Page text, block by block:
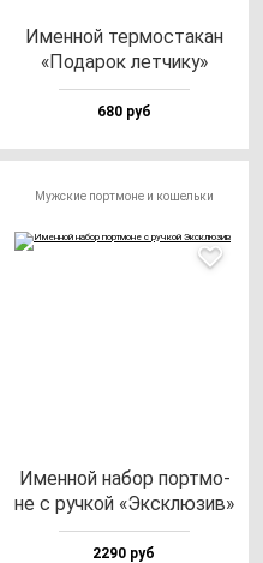
Имен­ной тер­мос­та­кан
«Пода­рок лет­чи­ку»
680 руб
Мужские портмоне и кошельки
Имен­ной на­бор пор­тмо­
не с руч­кой «Эксклю­зив»
2290 руб